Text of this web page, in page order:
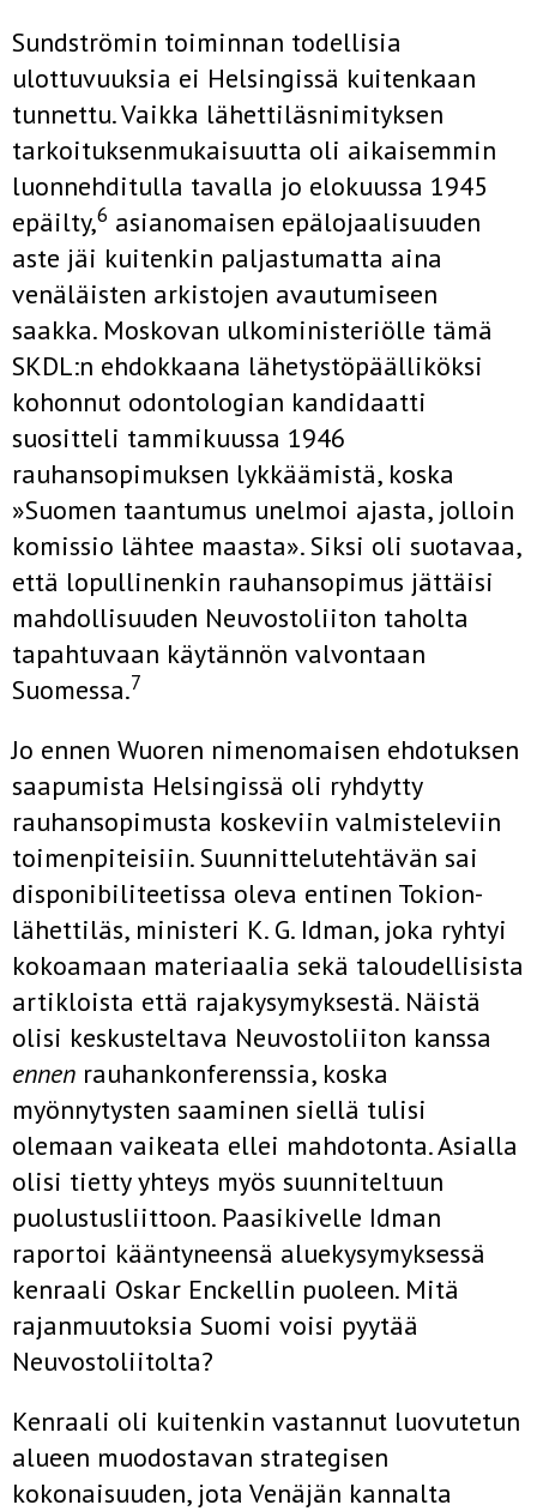
Sundströmin toiminnan todellisia
ulottuvuuksia ei Helsingissä kuitenkaan
tunnettu. Vaikka lähettiläsnimityksen
tarkoituksenmukaisuutta oli aikaisemmin
luonnehditulla tavalla jo elokuussa 1945
epäilty,6 asianomaisen epälojaalisuuden
aste jäi kuitenkin paljastumatta aina
venäläisten arkistojen avautumiseen
saakka. Moskovan ulkoministeriölle tämä
SKDL:n ehdokkaana lähetystöpäälliköksi
kohonnut odontologian kandidaatti
suositteli tammikuussa 1946
rauhansopimuksen lykkäämistä, koska
»Suomen taantumus unelmoi ajasta, jolloin
komissio lähtee maasta». Siksi oli suotavaa,
että lopullinenkin rauhansopimus jättäisi
mahdollisuuden Neuvostoliiton taholta
tapahtuvaan käytännön valvontaan
Suomessa.7
Jo ennen Wuoren nimenomaisen ehdotuksen
saapumista Helsingissä oli ryhdytty
rauhansopimusta koskeviin valmisteleviin
toimenpiteisiin. Suunnittelutehtävän sai
disponibiliteetissa oleva entinen Tokion-
lähettiläs, ministeri K. G. Idman, joka ryhtyi
kokoamaan materiaalia sekä taloudellisista
artikloista että rajakysymyksestä. Näistä
olisi keskusteltava Neuvostoliiton kanssa
ennen rauhankonferenssia, koska
myönnytysten saaminen siellä tulisi
olemaan vaikeata ellei mahdotonta. Asialla
olisi tietty yhteys myös suunniteltuun
puolustusliittoon. Paasikivelle Idman
raportoi kääntyneensä aluekysymyksessä
kenraali Oskar Enckellin puoleen. Mitä
rajanmuutoksia Suomi voisi pyytää
Neuvostoliitolta?
Kenraali oli kuitenkin vastannut luovutetun
alueen muodostavan strategisen
kokonaisuuden, jota Venäjän kannalta